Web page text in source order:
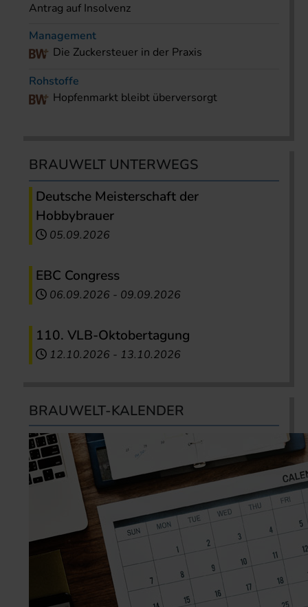
Antrag auf Insolvenz
Management
Die Zuckersteuer in der Praxis
Rohstoffe
Hopfenmarkt bleibt überversorgt
BRAUWELT UNTERWEGS
Deutsche Meisterschaft der
Hobbybrauer
05.09.2026
EBC Congress
06.09.2026 - 09.09.2026
110. VLB-Oktobertagung
12.10.2026 - 13.10.2026
BRAUWELT-KALENDER